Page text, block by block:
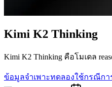
Kimi K2 Thinking
Kimi K2 Thinking คือโมเดล
ข้อมูลจำเพาะทดลองใช้กรณีกา